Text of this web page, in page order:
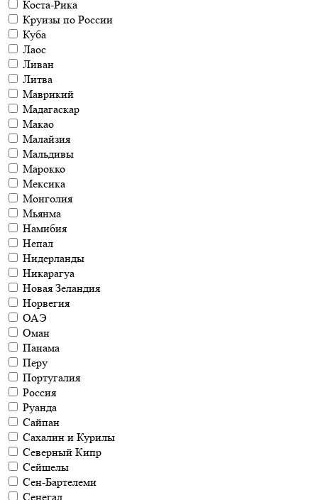
Коста-Рика
Круизы по России
Куба
Лаос
Ливан
Литва
Маврикий
Мадагаскар
Макао
Малайзия
Мальдивы
Марокко
Мексика
Монголия
Мьянма
Намибия
Непал
Нидерланды
Никарагуа
Новая Зеландия
Норвегия
ОАЭ
Оман
Панама
Перу
Португалия
Россия
Руанда
Сайпан
Сахалин и Курилы
Северный Кипр
Сейшелы
Сен-Бартелеми
Сенегал